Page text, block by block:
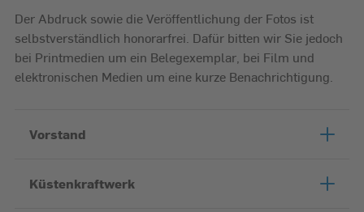
Der Abdruck sowie die Veröffentlichung der Fotos ist
selbstverständlich honorarfrei. Dafür bitten wir Sie jedoch
bei Printmedien um ein Belegexemplar, bei Film und
elektronischen Medien um eine kurze Benachrichtigung.
Vorstand
Küstenkraftwerk